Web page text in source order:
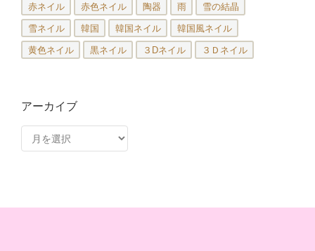
赤ネイル 赤色ネイル 陶器 雨 雪の結晶
雪ネイル 韓国 韓国ネイル 韓国風ネイル
黄色ネイル 黒ネイル ３Dネイル ３Ｄネイル
アーカイブ
ー